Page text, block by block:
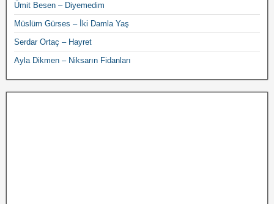
Ümit Besen – Diyemedim
Müslüm Gürses – İki Damla Yaş
Serdar Ortaç – Hayret
Ayla Dikmen – Niksarın Fidanları